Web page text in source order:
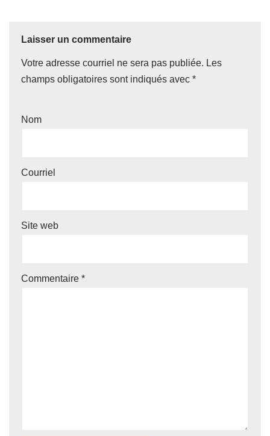
Laisser un commentaire
Votre adresse courriel ne sera pas publiée. Les
champs obligatoires sont indiqués avec *
Nom
Courriel
Site web
Commentaire *